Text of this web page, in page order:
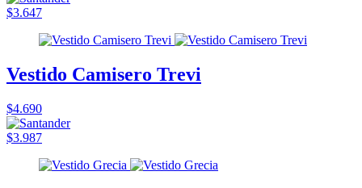
$3.647
Vestido Camisero Trevi
$4.690
$3.987